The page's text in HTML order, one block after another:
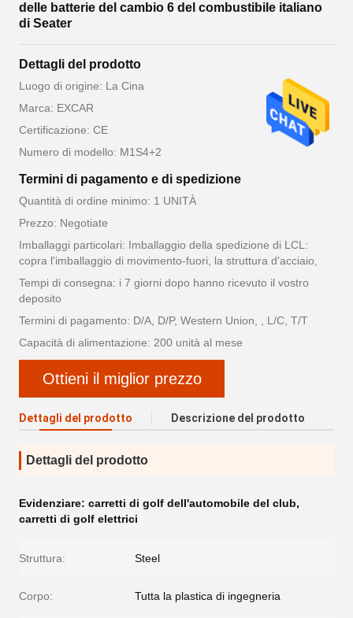
delle batterie del cambio 6 del combustibile italiano
di Seater
Dettagli del prodotto
Luogo di origine: La Cina
Marca: EXCAR
Certificazione: CE
Numero di modello: M1S4+2
Termini di pagamento e di spedizione
Quantità di ordine minimo: 1 UNITÀ
Prezzo: Negotiate
Imballaggi particolari: Imballaggio della spedizione di LCL:
copra l'imballaggio di movimento-fuori, la struttura d'acciaio,
Tempi di consegna: i 7 giorni dopo hanno ricevuto il vostro
deposito
Termini di pagamento: D/A, D/P, Western Union, , L/C, T/T
Capacità di alimentazione: 200 unità al mese
Ottieni il miglior prezzo
Dettagli del prodotto Descrizione del prodotto
Dettagli del prodotto
Evidenziare: carretti di golf dell'automobile del club,
carretti di golf elettrici
Struttura: Steel
Corpo: Tutta la plastica di ingegneria